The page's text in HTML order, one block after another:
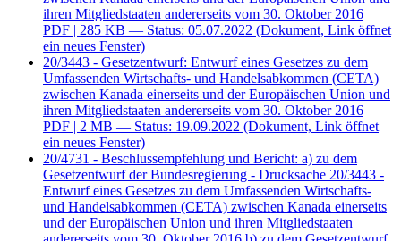
ihren Mitgliedstaaten andererseits vom 30. Oktober 2016
PDF | 285 KB — Status: 05.07.2022 (Dokument, Link öffnet
ein neues Fenster)
20/3443 - Gesetzentwurf: Entwurf eines Gesetzes zu dem
Umfassenden Wirtschafts- und Handelsabkommen (CETA)
zwischen Kanada einerseits und der Europäischen Union und
ihren Mitgliedstaaten andererseits vom 30. Oktober 2016
PDF | 2 MB — Status: 19.09.2022 (Dokument, Link öffnet
ein neues Fenster)
20/4731 - Beschlussempfehlung und Bericht: a) zu dem
Gesetzentwurf der Bundesregierung - Drucksache 20/3443 -
Entwurf eines Gesetzes zu dem Umfassenden Wirtschafts-
und Handelsabkommen (CETA) zwischen Kanada einerseits
und der Europäischen Union und ihren Mitgliedstaaten